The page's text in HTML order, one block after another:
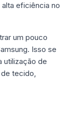
eficiência no
um pouco
Isso se
utilização de
tecido,